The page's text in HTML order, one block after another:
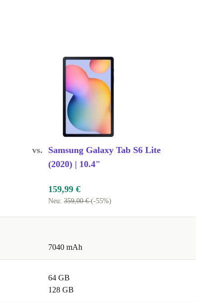
vs.
Samsung Galaxy Tab S6 Lite
(2020) | 10.4"
159,99 €
Neu: 359,00 €(-55%)
7040 mAh
64 GB
128 GB